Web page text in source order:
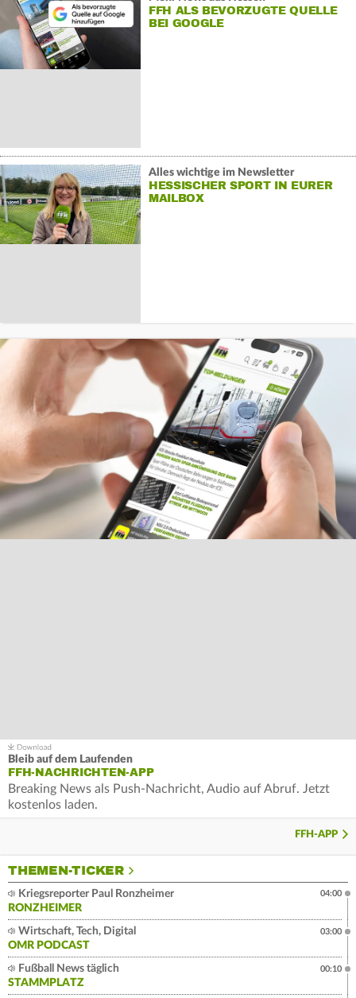
FFH ALS BEVORZUGTE QUELLE
BEI GOOGLE
Alles wichtige im Newsletter
HESSISCHER SPORT IN EURER
MAILBOX
Bleib auf dem Laufenden
FFH-NACHRICHTEN-APP
Breaking News als Push-Nachricht, Audio auf Abruf. Jetzt
kostenlos laden.
FFH-APP
THEMEN-TICKER
Kriegsreporter Paul Ronzheimer
RONZHEIMER
04:00
Wirtschaft, Tech, Digital
OMR PODCAST
03:00
Fußball News täglich
STAMMPLATZ
00:10